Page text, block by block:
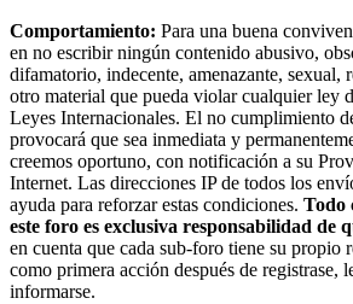
Comportamiento: Para una buena
en no escribir ningún contenido abusivo,
difamatorio, indecente, amenazante, sexual,
otro material que pueda violar cualquier ley
Leyes Internacionales. El no cumplimiento
provocará que sea inmediata y
creemos oportuno, con notificación a su
Internet. Las direcciones IP de todos los
ayuda para reforzar estas condiciones. Todo
este foro es exclusiva responsabilidad de
en cuenta que cada sub-foro tiene su propio
como primera acción después de registrase,
informarse.